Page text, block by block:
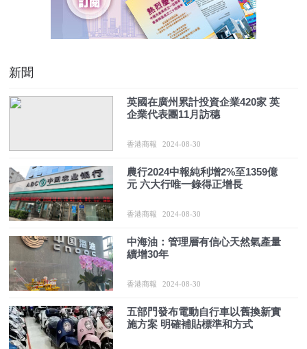
新聞
英國在廣州累計投資企業420家 英
企業代表團11月訪穗
香港商報 2024-08-30
農行2024中報純利增2%至1359億
元 六大行唯一錄得正增長
香港商報 2024-08-30
中海油：管理層有信心天然氣產量
續增30年
香港商報 2024-08-30
五部門發布電動自行車以舊換新實
施方案 明確補貼標準和方式